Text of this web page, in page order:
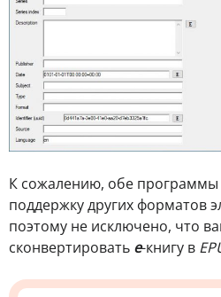
К сожалению, обе
поддержку других форматов
поэтому не исключено, что
сконвертировать e-книгу в